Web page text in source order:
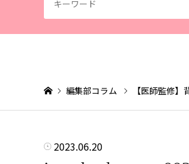
編集部コラム 【医師監修
2023.06.20